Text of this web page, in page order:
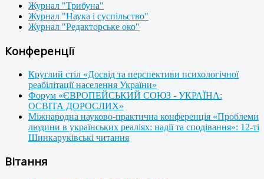
Журнал "Трибуна"
Журнал "Наука і суспільство"
Журнал "Редакторське око"
Конференції
Круглий стіл «Досвід та перспективи психологічної
реабілітації населення України»
Форум «ЄВРОПЕЙСЬКИЙ СОЮЗ - УКРАЇНА:
ОСВІТА ДОРОСЛИХ»
Міжнародна науково-практична конференція «Проблеми
людини в українських реаліях: надії та сподівання»: 12-ті
Шинкаруківські читання
Вітання